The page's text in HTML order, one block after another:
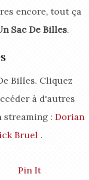
encore, tout ça
Sac De Billes.
Billes. Cliquez
à d'autres
streaming : Dorian
Bruel .
Pin It